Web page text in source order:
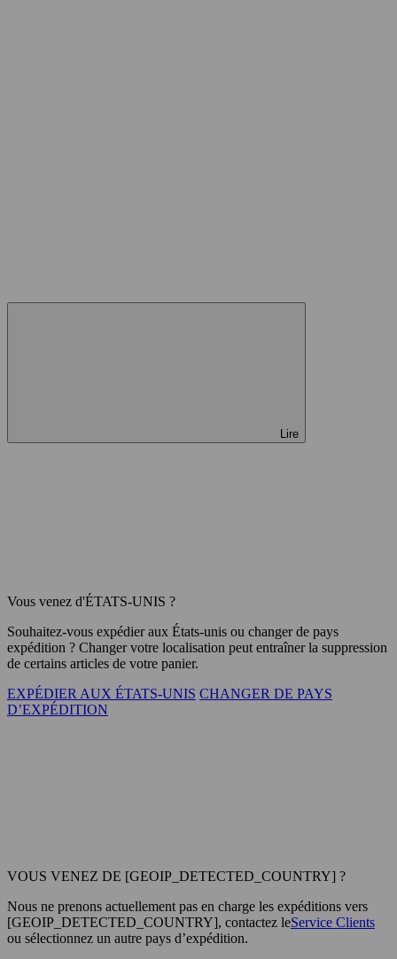
Lire
Vous venez d'ÉTATS-UNIS ?
Souhaitez-vous expédier aux États-unis ou changer de pays
expédition ? Changer votre localisation peut entraîner la suppression
de certains articles de votre panier.
EXPÉDIER AUX ÉTATS-UNIS CHANGER DE PAYS
D’EXPÉDITION
VOUS VENEZ DE [GEOIP_DETECTED_COUNTRY] ?
Nous ne prenons actuellement pas en charge les expéditions vers
[GEOIP_DETECTED_COUNTRY], contactez leService Clients
ou sélectionnez un autre pays d’expédition.